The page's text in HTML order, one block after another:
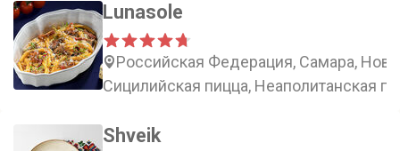
Lunasole
Российская Федерация, Самара,
Сицилийская пицца, Неаполитанская
Shveik